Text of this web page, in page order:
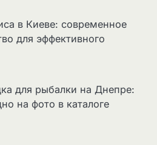
в Киеве: современное
для эффективного
для рыбалки на Днепре:
на фото в каталоге